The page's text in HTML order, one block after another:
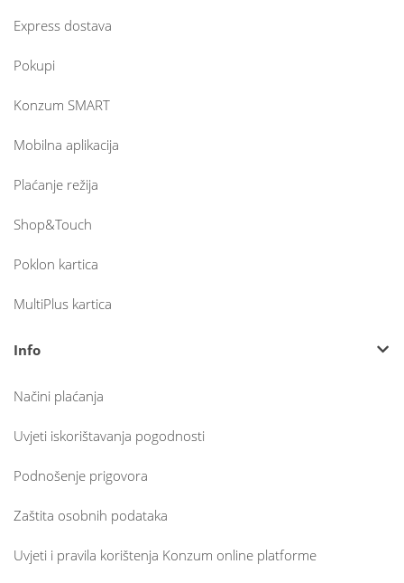
Express dostava
Pokupi
Konzum SMART
Mobilna aplikacija
Plaćanje režija
Shop&Touch
Poklon kartica
MultiPlus kartica
Info
Načini plaćanja
Uvjeti iskorištavanja pogodnosti
Podnošenje prigovora
Zaštita osobnih podataka
Uvjeti i pravila korištenja Konzum online platforme